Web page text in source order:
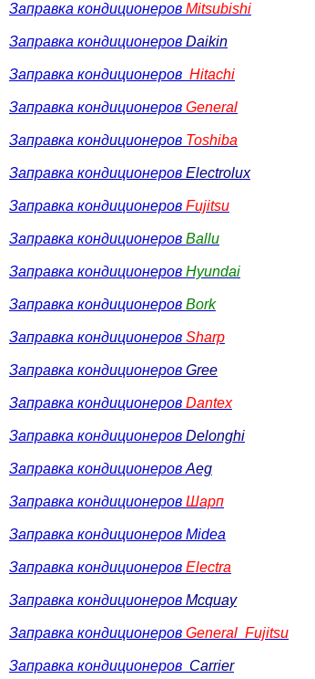
Заправка кондиционеров Mitsubishi
Заправка кондиционеров Daikin
Заправка кондиционеров Hitachi
Заправка кондиционеров General
Заправка кондиционеров Toshiba
Заправка кондиционеров Electrolux
Заправка кондиционеров Fujitsu
Заправка кондиционеров Ballu
Заправка кондиционеров Hyundai
Заправка кондиционеров Bork
Заправка кондиционеров Sharp
Заправка кондиционеров Gree
Заправка кондиционеров Dantex
Заправка кондиционеров Delonghi
Заправка кондиционеров Aeg
Заправка кондиционеров Шарп
Заправка кондиционеров Midea
Заправка кондиционеров Electra
Заправка кондиционеров Mcquay
Заправка кондиционеров General Fujitsu
Заправка кондиционеров Carrier